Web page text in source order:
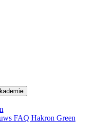
FAQ Hakron Green